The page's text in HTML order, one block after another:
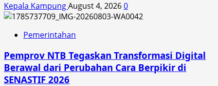
Kepala KampungAugust 4, 20260
Pemerintahan
Pemprov NTB Tegaskan Transformasi Digital
Berawal dari Perubahan Cara Berpikir di
SENASTIF 2026